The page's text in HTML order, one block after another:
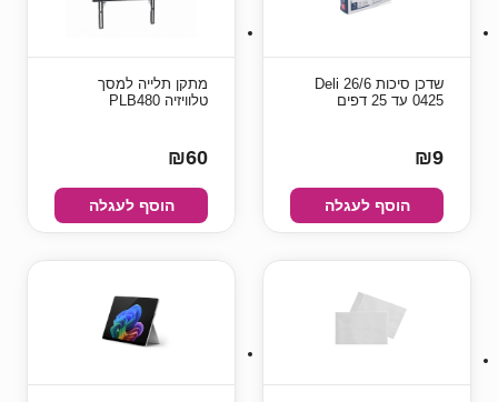
שדכן סיכות 26/6 Deli
0425 עד 25 דפים
₪9
הוסף לעגלה
מתקן תלייה למסך
טלוויזיה PLB480
₪60
הוסף לעגלה